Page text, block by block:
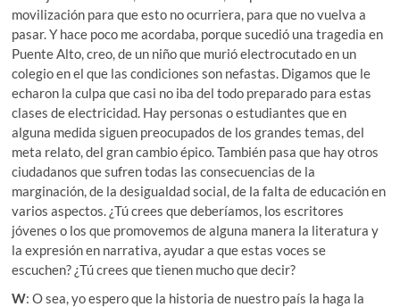
movilización para que esto no ocurriera, para que no vuelva a
pasar. Y hace poco me acordaba, porque sucedió una tragedia en
Puente Alto, creo, de un niño que murió electrocutado en un
colegio en el que las condiciones son nefastas. Digamos que le
echaron la culpa que casi no iba del todo preparado para estas
clases de electricidad. Hay personas o estudiantes que en
alguna medida siguen preocupados de los grandes temas, del
meta relato, del gran cambio épico. También pasa que hay otros
ciudadanos que sufren todas las consecuencias de la
marginación, de la desigualdad social, de la falta de educación en
varios aspectos. ¿Tú crees que deberíamos, los escritores
jóvenes o los que promovemos de alguna manera la literatura y
la expresión en narrativa, ayudar a que estas voces se
escuchen? ¿Tú crees que tienen mucho que decir?
W: O sea, yo espero que la historia de nuestro país la haga la